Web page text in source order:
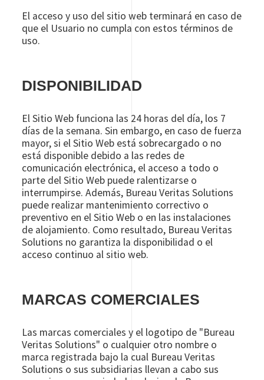
El acceso y uso del sitio web terminará en caso de
que el Usuario no cumpla con estos términos de
uso.
DISPONIBILIDAD
El Sitio Web funciona las 24 horas del día, los 7
días de la semana. Sin embargo, en caso de fuerza
mayor, si el Sitio Web está sobrecargado o no
está disponible debido a las redes de
comunicación electrónica, el acceso a todo o
parte del Sitio Web puede ralentizarse o
interrumpirse. Además, Bureau Veritas Solutions
puede realizar mantenimiento correctivo o
preventivo en el Sitio Web o en las instalaciones
de alojamiento. Como resultado, Bureau Veritas
Solutions no garantiza la disponibilidad o el
acceso continuo al sitio web.
MARCAS COMERCIALES
Las marcas comerciales y el logotipo de "Bureau
Veritas Solutions" o cualquier otro nombre o
marca registrada bajo la cual Bureau Veritas
Solutions o sus subsidiarias llevan a cabo sus